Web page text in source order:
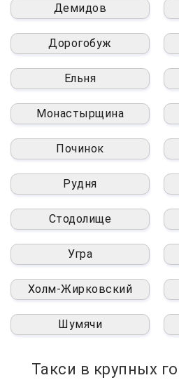
Демидов
Дорогобуж
Ельня
Монастырщина
Починок
Рудня
Стодолище
Угра
Холм-Жирковский
Шумячи
Такси в крупных